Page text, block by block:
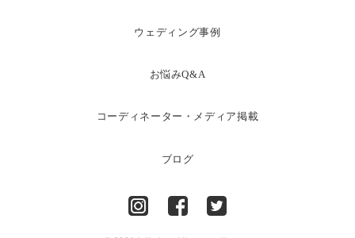
ウェディング事例
お悩みQ&A
コーディネーター・メディア掲載
ブログ